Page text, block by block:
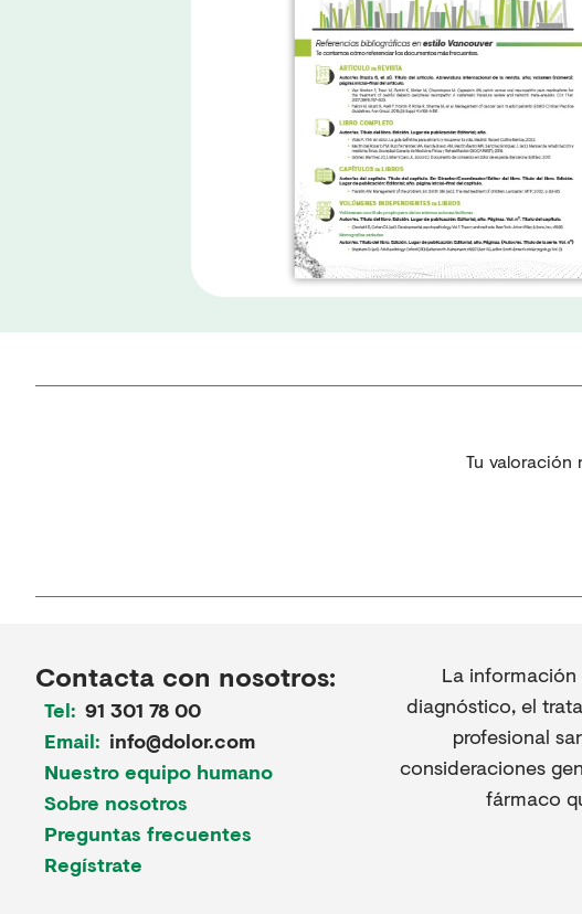
Tu valoración
Contacta con nosotros:
Tel: 91 301 78 00
Email: info@dolor.com
Nuestro equipo humano
Sobre nosotros
Preguntas frecuentes
Regístrate
La
diagnóstico, el
profesional
consideraciones
fármaco